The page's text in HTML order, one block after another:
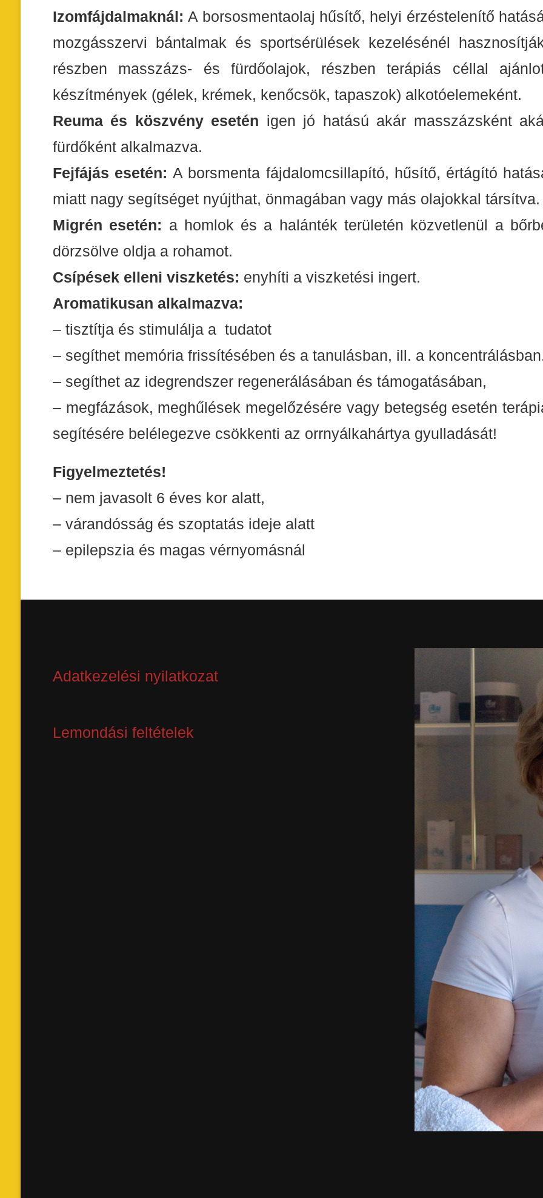
Izomfájdalmaknál:A borsosmentaolaj hűsítő, helyi érzéstelenítő
mozgásszervi bántalmak és sportsérülések kezelésénél
részben masszázs- és fürdőolajok, részben terápiás céllal
készítmények (gélek, krémek, kenőcsök, tapaszok) alkotóelemeként.
Reuma és köszvény esetén igen jó hatású akár masszázsként
fürdőként alkalmazva.
Fejfájás esetén:A borsmenta fájdalomcsillapító, hűsítő, értágító
miatt nagy segítséget nyújthat, önmagában vagy más olajokkal társítva.
Migrén esetén: a homlok és a halánték területén közvetlenül a
dörzsölve oldja a rohamot.
Csípések elleni viszketés: enyhíti a viszketési ingert.
Aromatikusan alkalmazva:
– tisztítja és stimulálja a tudatot
– segíthet memória frissítésében és a tanulásban, ill. a
– segíthet az idegrendszer regenerálásában és támogatásában,
– megfázások, meghűlések megelőzésére vagy betegség esetén
segítésére belélegezve csökkenti az orrnyálkahártya gyulladását!
Figyelmeztetés!
– nem javasolt 6 éves kor alatt,
– várandósság és szoptatás ideje alatt
– epilepszia és magas vérnyomásnál
Adatkezelési nyilatkozat
Lemondási feltételek